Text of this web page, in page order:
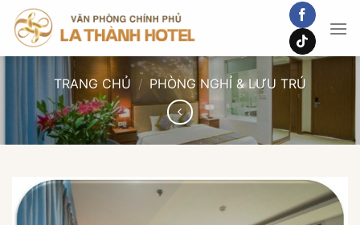
Chuyển
đến
TRANG CHỦ / PHÒNG NGHỈ & LƯU TRÚ